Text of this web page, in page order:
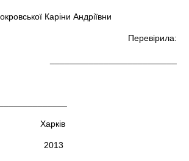
Каріни Андріївни
Перевірила:
Харків
2013